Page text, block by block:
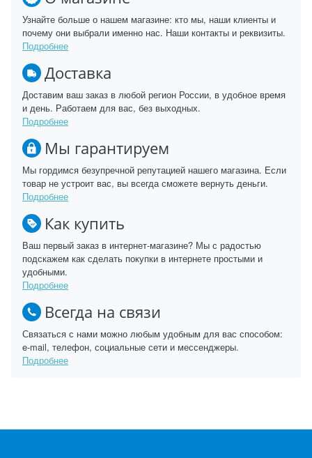
Узнайте больше о нашем магазине: кто мы, наши клиенты и
почему они выбрали именно нас. Наши контакты и реквизиты.
Подробнее
Доставка
Доставим ваш заказ в любой регион России, в удобное время
и день. Работаем для вас, без выходных.
Подробнее
Мы гарантируем
Мы гордимся безупречной репутацией нашего магазина. Если
товар не устроит вас, вы всегда сможете вернуть деньги.
Подробнее
Как купить
Ваш первый заказ в интернет-магазине? Мы с радостью
подскажем как сделать покупки в интернете простыми и
удобными.
Подробнее
Всегда на связи
Связаться с нами можно любым удобным для вас способом:
e-mail, телефон, социальные сети и мессенджеры.
Подробнее